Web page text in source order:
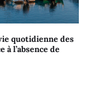
quotidienne des
l’absence de